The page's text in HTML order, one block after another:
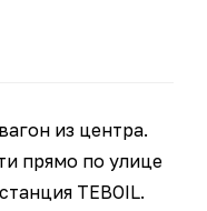
из центра.
прямо по улице
TEBOIL.